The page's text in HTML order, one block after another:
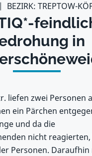
BEZIRK: TREPTOW-
in
liefen zwei Personen
ein Pärchen
und da die
nicht
Personen.